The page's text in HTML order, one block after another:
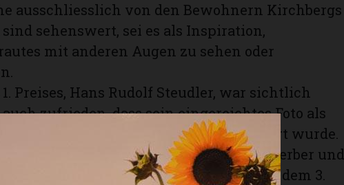
ausschliesslich von den Bewohnern Kirchbergs
sehenswert, sei es als Inspiration,
mit anderen Augen zu sehen oder
Preises, Hans Rudolf Steudler, war sichtlich
zufrieden, dass sein eingereichtes Foto als
43 ausgestellten Arbeiten prämiert wurde.
der Sonnenuntergang von Andreas Gerber und
von Ernst Schlup folgte auf dem 3.